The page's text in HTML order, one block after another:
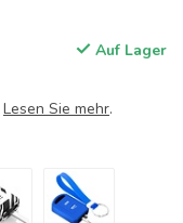
Auf Lager
Lesen Sie mehr.